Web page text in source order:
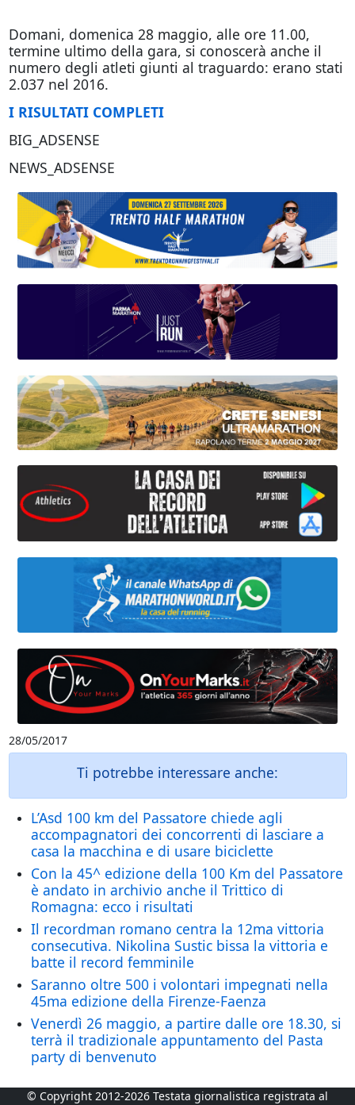
Domani, domenica 28 maggio, alle ore 11.00,
termine ultimo della gara, si conoscerà anche il
numero degli atleti giunti al traguardo: erano stati
2.037 nel 2016.
I RISULTATI COMPLETI
BIG_ADSENSE
NEWS_ADSENSE
28/05/2017
Ti potrebbe interessare anche:
L’Asd 100 km del Passatore chiede agli
accompagnatori dei concorrenti di lasciare a
casa la macchina e di usare biciclette
Con la 45^ edizione della 100 Km del Passatore
è andato in archivio anche il Trittico di
Romagna: ecco i risultati
Il recordman romano centra la 12ma vittoria
consecutiva. Nikolina Sustic bissa la vittoria e
batte il record femminile
Saranno oltre 500 i volontari impegnati nella
45ma edizione della Firenze-Faenza
Venerdì 26 maggio, a partire dalle ore 18.30, si
terrà il tradizionale appuntamento del Pasta
party di benvenuto
© Copyright 2012-2026 Testata giornalistica registrata al